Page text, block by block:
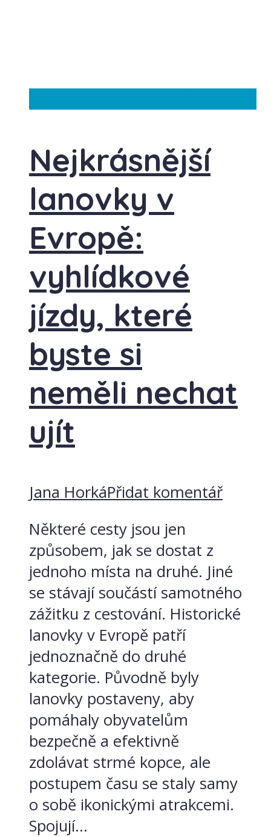
Nejkrásnější
lanovky v
Evropě:
vyhlídkové
jízdy, které
byste si
neměli nechat
ujít
Jana HorkáPřidat komentář
Některé cesty jsou jen
způsobem, jak se dostat z
jednoho místa na druhé. Jiné
se stávají součástí samotného
zážitku z cestování. Historické
lanovky v Evropě patří
jednoznačně do druhé
kategorie. Původně byly
lanovky postaveny, aby
pomáhaly obyvatelům
bezpečně a efektivně
zdolávat strmé kopce, ale
postupem času se staly samy
o sobě ikonickými atrakcemi.
Spojují...